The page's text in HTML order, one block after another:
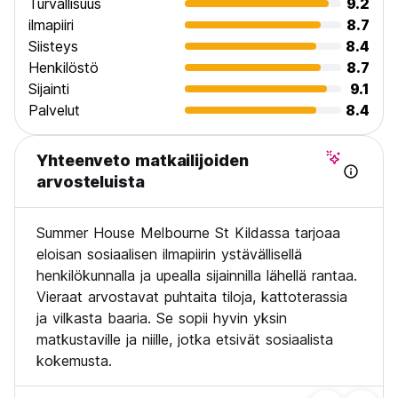
Turvallisuus
9.2
ilmapiiri
8.7
Siisteys
8.4
Henkilöstö
8.7
Sijainti
9.1
Palvelut
8.4
Yhteenveto matkailijoiden
arvosteluista
Summer House Melbourne St Kildassa tarjoaa
eloisan sosiaalisen ilmapiirin ystävällisellä
henkilökunnalla ja upealla sijainnilla lähellä rantaa.
Vieraat arvostavat puhtaita tiloja, kattoterassia
ja vilkasta baaria. Se sopii hyvin yksin
matkustaville ja niille, jotka etsivät sosiaalista
kokemusta.